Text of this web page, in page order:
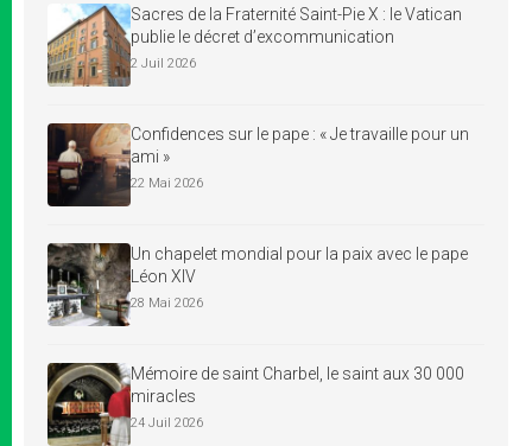
Sacres de la Fraternité Saint-Pie X : le Vatican
publie le décret d’excommunication
2 Juil 2026
Confidences sur le pape : « Je travaille pour un
ami »
22 Mai 2026
Un chapelet mondial pour la paix avec le pape
Léon XIV
28 Mai 2026
Mémoire de saint Charbel, le saint aux 30 000
miracles
24 Juil 2026